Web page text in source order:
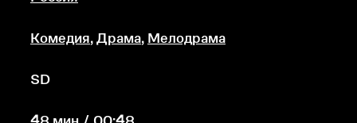
Комедия, Драма, Мелодрама
SD